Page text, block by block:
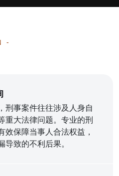
刑事案件往往涉及人身自
重大法律问题。专业的刑
效保障当事人合法权益，
致的不利后果。